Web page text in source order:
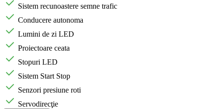
Sistem recunoastere semne trafic
Conducere autonoma
Lumini de zi LED
Proiectoare ceata
Stopuri LED
Sistem Start Stop
Senzori presiune roti
Servodirecţie